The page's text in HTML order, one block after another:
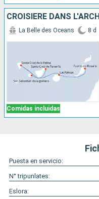
Comidas incluidas
La Belle des Oceans 8 d
Puesta en servicio:
N° tripunlates:
Eslora: